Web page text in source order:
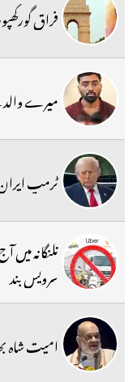
فراق
میرے
ٹرمپ
تلنگانہ
سرویس بند
امیت شاہ بھارتیہ